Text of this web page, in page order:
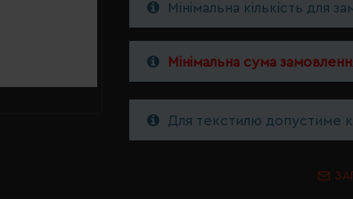
Мінімальна кількість для
Мінімальна сума
Для текстилю допустиме